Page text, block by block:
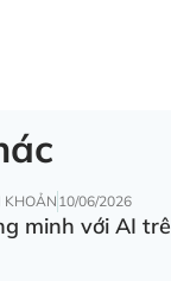
KHOẢN 10/06/2026
minh với AI